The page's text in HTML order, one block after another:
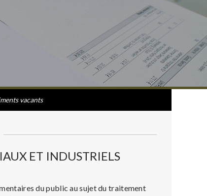
vacants
ET INDUSTRIELS
du public au sujet du traitement